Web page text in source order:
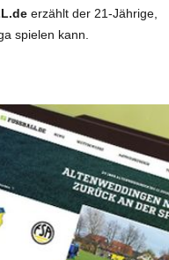
erzählt der 21-Jährige,
spielen kann.